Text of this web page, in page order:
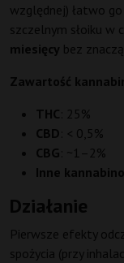
względnej) łatwo
szczelnym słoiku w
miesięcy bez
Zawartość
THC : 25%
CBD : < 0,5%
CBG : ~1–2%
Inne
Działanie
Pierwsze efekty
spożycia (przy